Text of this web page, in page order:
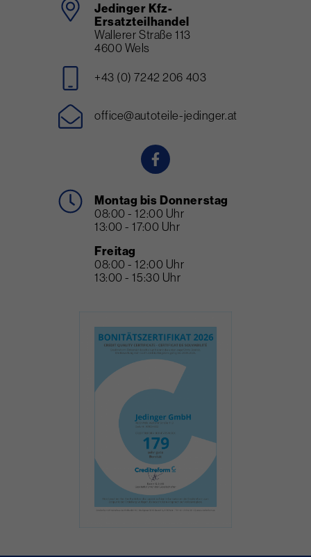
Jedinger Kfz-
Ersatzteilhandel
Wallerer Straße 113
4600 Wels
+43 (0) 7242 206 403
office@autoteile-jedinger.at
Montag bis Donnerstag
08:00 - 12:00 Uhr
13:00 - 17:00 Uhr
Freitag
08:00 - 12:00 Uhr
13:00 - 15:30 Uhr